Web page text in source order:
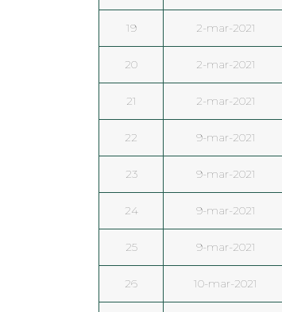
19 2-mar-2021
20 2-mar-2021
21 2-mar-2021
22 9-mar-2021
23 9-mar-2021
24 9-mar-2021
25 9-mar-2021
26 10-mar-2021